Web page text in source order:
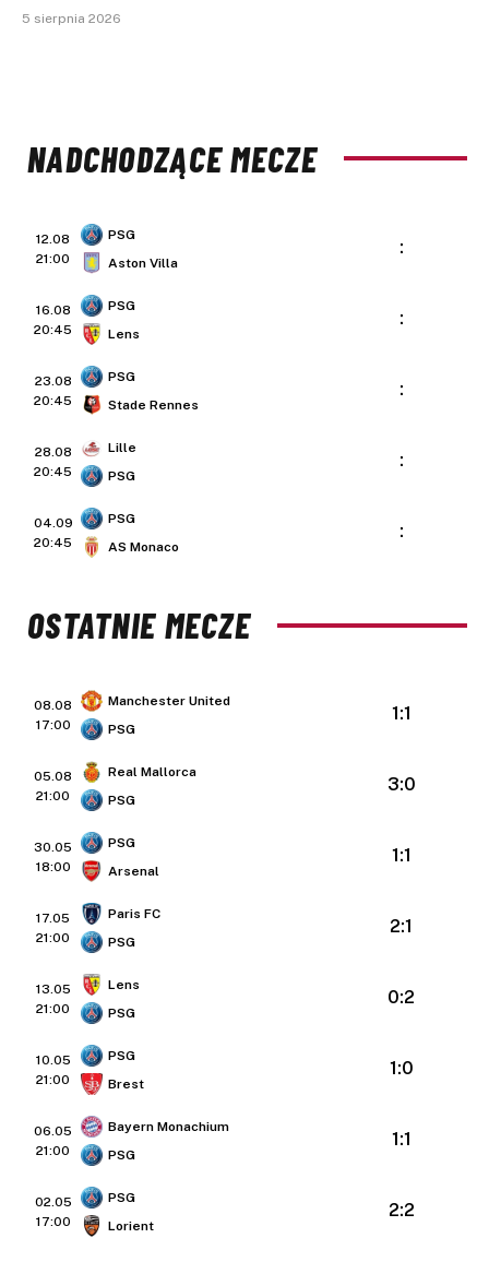
5 sierpnia 2026
NADCHODZĄCE MECZE
12.08
21:00
PSG
Aston Villa
:
16.08
20:45
PSG
Lens
:
23.08
20:45
PSG
Stade Rennes
:
28.08
20:45
Lille
PSG
:
04.09
20:45
PSG
AS Monaco
:
OSTATNIE MECZE
08.08
17:00
Manchester United
PSG
1:1
05.08
21:00
Real Mallorca
PSG
3:0
30.05
18:00
PSG
Arsenal
1:1
17.05
21:00
Paris FC
PSG
2:1
13.05
21:00
Lens
PSG
0:2
10.05
21:00
PSG
Brest
1:0
06.05
21:00
Bayern Monachium
PSG
1:1
02.05
17:00
PSG
Lorient
2:2